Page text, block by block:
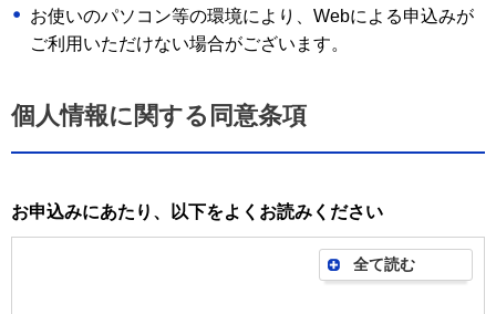
お使いのパソコン等の環境により、Webによる申込みが
ご利用いただけない場合がございます。
個人情報に関する同意条項
お申込みにあたり、以下をよくお読みください
全て読む